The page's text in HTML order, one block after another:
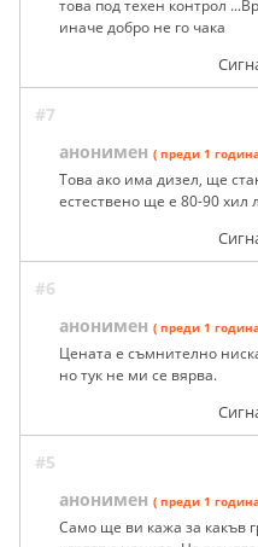
това под техен контрол
иначе добро не го чака
#7
анонимен ( преди 1
Това ако има дизел, ще
естествено ще е 80-90 хил
#6
анонимен ( преди 1
Цената е съмнително
но тук не ми се вярва.
#5
анонимен ( преди 1
Само ще ви кажа за какъв